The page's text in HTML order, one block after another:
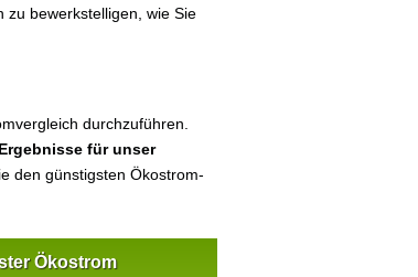
zu bewerkstelligen, wie Sie
durchzuführen.
Ergebnisse für unser
den günstigsten Ökostrom-
Ökostrom